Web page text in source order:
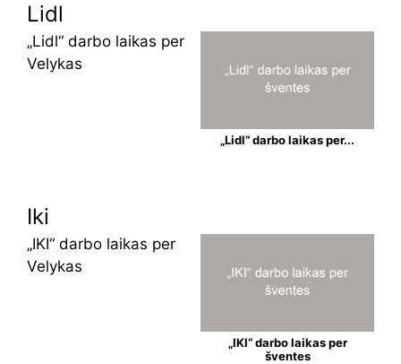
Lidl
„Lidl“ darbo laikas per
Velykas
„Lidl“ darbo laikas per...
Iki
„IKI“ darbo laikas per
Velykas
„IKI“ darbo laikas per
šventes